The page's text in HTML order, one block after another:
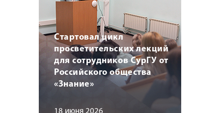
Стартовал цикл
просветительских лекций
для сотрудников СурГУ от
Российского общества
«Знание»
18 июня 2026